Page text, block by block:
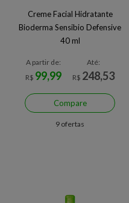
Creme Facial Hidratante
Bioderma Sensibio Defensive
40 ml
A partir de:
R$ 99,99
Até:
R$ 248,53
Compare
9 ofertas